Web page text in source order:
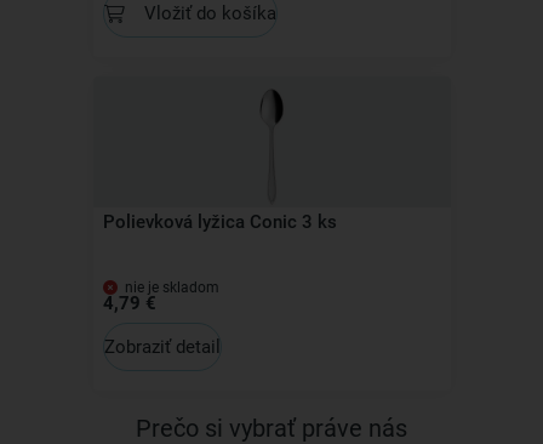
Vložiť do košíka
Polievková lyžica Conic 3 ks
nie je skladom
4,79 €
Zobraziť detail
Prečo si vybrať práve nás